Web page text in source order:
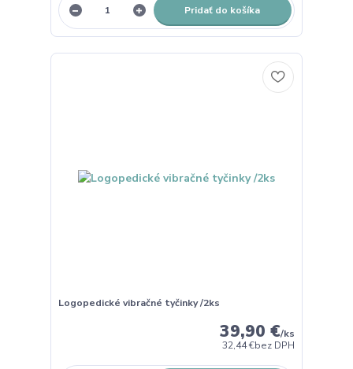
Pridať do košíka
Logopedické vibračné tyčinky /2ks
39,90 €/ks
32,44 €bez DPH